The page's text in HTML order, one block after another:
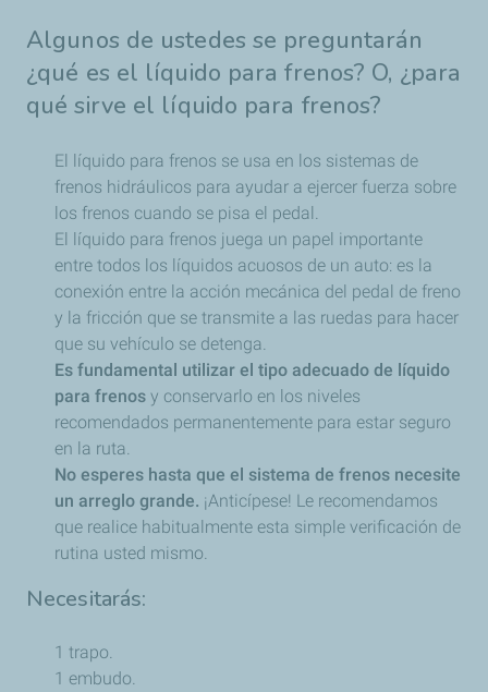
Algunos de ustedes se preguntarán
¿qué es el líquido para frenos? O, ¿para
qué sirve el líquido para frenos?
El líquido para frenos se usa en los sistemas de
frenos hidráulicos para ayudar a ejercer fuerza sobre
los frenos cuando se pisa el pedal.
El líquido para frenos juega un papel importante
entre todos los líquidos acuosos de un auto: es la
conexión entre la acción mecánica del pedal de freno
y la fricción que se transmite a las ruedas para hacer
que su vehículo se detenga.
Es fundamental utilizar el tipo adecuado de líquido
para frenos y conservarlo en los niveles
recomendados permanentemente para estar seguro
en la ruta.
No esperes hasta que el sistema de frenos necesite
un arreglo grande. ¡Anticípese! Le recomendamos
que realice habitualmente esta simple verificación de
rutina usted mismo.
Necesitarás:
1 trapo.
1 embudo.